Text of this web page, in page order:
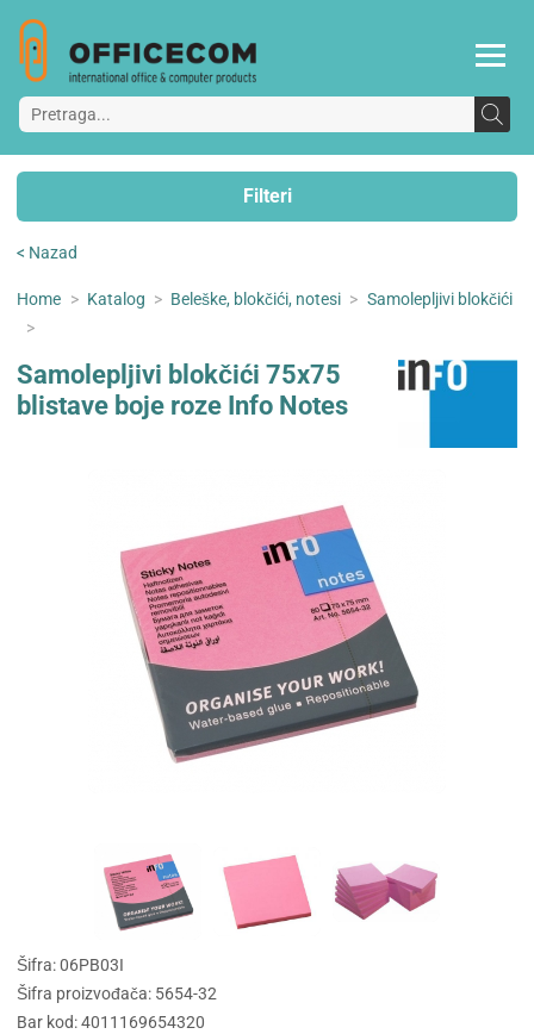
Filteri
< Nazad
Home > Katalog > Beleške, blokčići, notesi > Samolepljivi blokčići
>
Samolepljivi blokčići 75x75
blistave boje roze Info Notes
Šifra: 06PB03I
Šifra proizvođača: 5654-32
Bar kod: 4011169654320